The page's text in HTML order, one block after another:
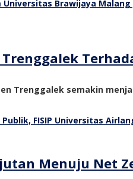
Trenggalek semakin
Menuju Net